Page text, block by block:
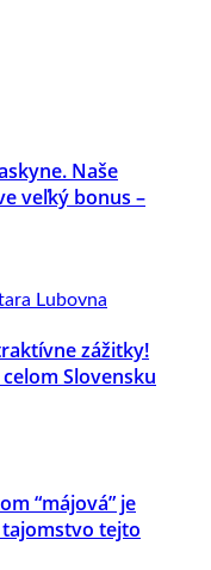
Naše
veľký bonus –
zážitky!
Slovensku
“májová” je
tejto